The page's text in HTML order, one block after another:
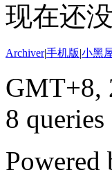
现在还
Archiver|手机版|小黑
GMT+8,
8 queries
Powered